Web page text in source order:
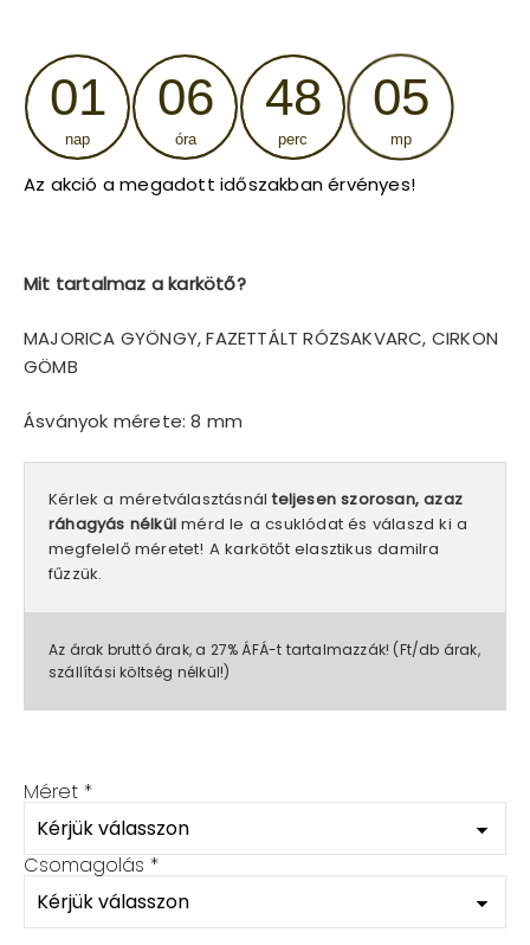
was:
5
890 Ft.
is:
4
123 Ft.
01
nap
06
óra
48
perc
05
mp
Az akció a megadott időszakban érvényes!
Mit tartalmaz a karkötő?
MAJORICA GYÖNGY, FAZETTÁLT RÓZSAKVARC, CIRKON
GÖMB
Ásványok mérete: 8 mm
Kérlek a méretválasztásnálteljesen szorosan, azaz
ráhagyás nélkül mérd le a csuklódat és válaszd ki a
megfelelő méretet! A karkötőt elasztikus damilra
fűzzük.
Az árak bruttó árak, a 27% ÁFÁ-t tartalmazzák! (Ft/db árak,
szállítási költség nélkül!)
Méret *
Csomagolás *